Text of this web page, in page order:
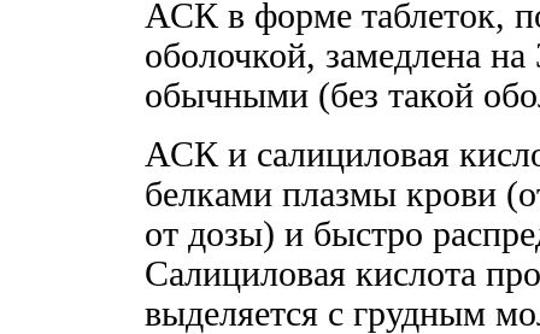
АСК в форме таблеток,
оболочкой, замедлена
обычными (без такой
АСК и салициловая
белками плазмы крови
от дозы) и быстро
Салициловая кислота
выделяется с грудным